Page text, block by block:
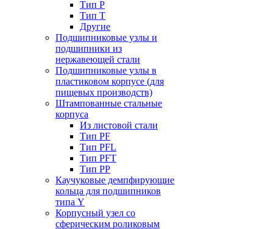
Тип P
Тип T
Другие
Подшипниковые узлы и
подшипники из
нержавеющей стали
Подшипниковые узлы в
пластиковом корпусе (для
пищевых производств)
Штампованные стальные
корпуса
Из листовой стали
Тип PF
Тип PFL
Тип PFT
Тип PP
Каучуковые демпфирующие
кольца для подшипников
типа Y
Корпусный узел со
сферическим роликовым